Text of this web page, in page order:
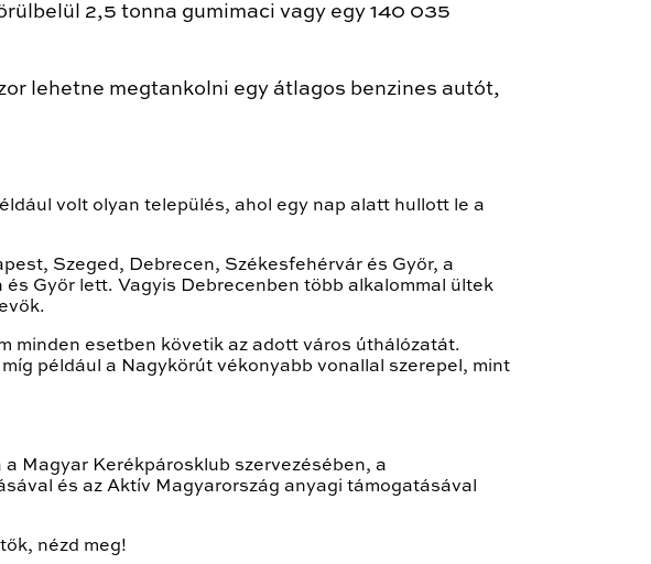
2,5 tonna gumimaci vagy egy 140 035
lehetne megtankolni egy átlagos benzines autót,
volt olyan település, ahol egy nap alatt hullott le a
Szeged, Debrecen, Székesfehérvár és Győr, a
Győr lett. Vagyis Debrecenben több alkalommal ültek
minden esetben követik az adott város úthálózatát.
például a Nagykörút vékonyabb vonallal szerepel, mint
Magyar Kerékpárosklub szervezésében, a
és az Aktív Magyarország anyagi támogatásával
nézd meg!